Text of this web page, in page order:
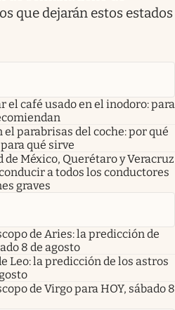
que dejarán estos estados
el café usado en el inodoro: para
parabrisas del coche: por qué
qué sirve
de México, Querétaro y Veracruz
a todos los conductores
graves
de Aries: la predicción de
8 de agosto
Leo: la predicción de los astros
de Virgo para HOY, sábado 8